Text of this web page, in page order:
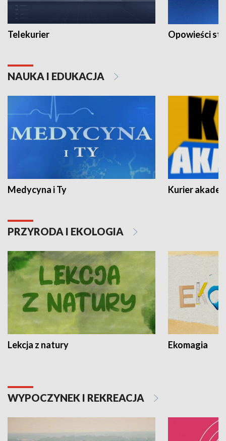
Telekurier Opowieści
NAUKA I EDUKACJA
Medycyna i Ty Kurier
PRZYRODA I EKOLOGIA
Lekcja z natury Ekomagia
WYPOCZYNEK I REKREACJA